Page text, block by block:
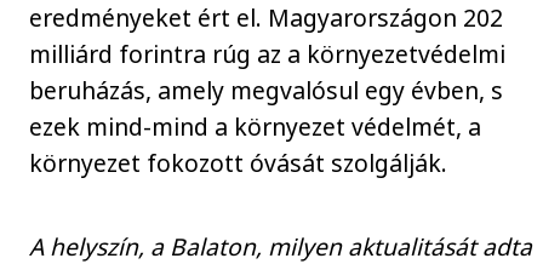
eredményeket ért el. Magyarországon 202
milliárd forintra rúg az a környezetvédelmi
beruházás, amely megvalósul egy évben, s
ezek mind-mind a környezet védelmét, a
környezet fokozott óvását szolgálják.
A helyszín, a Balaton, milyen aktualitását adta